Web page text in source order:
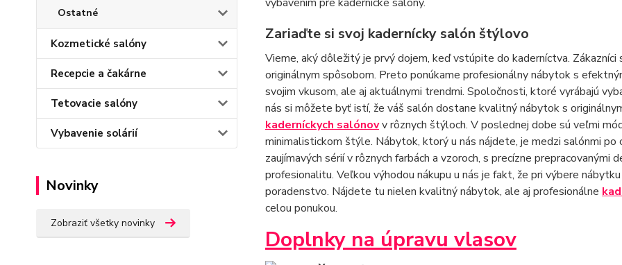
Ostatné
Kozmetické salóny
Recepcie a čakárne
Tetovacie salóny
Vybavenie solárií
Novinky
Zobraziť všetky novinky
Zariaďte si svoj kadernícky salón štýlovo
Vieme, aký dôležitý je prvý dojem, keď vstúpite do kaderníctva. Zákazníci
originálnym spôsobom. Preto ponúkame profesionálny nábytok s
svojim vkusom, ale aj aktuálnymi trendmi. Spoločnosti, ktoré vyrábajú
nás si môžete byť istí, že váš salón dostane kvalitný nábytok s
kaderníckych salónovv rôznych štýloch. V poslednej dobe sú veľmi
minimalistickom štýle. Nábytok, ktorý u nás nájdete, je medzi salónmi
zaujímavých sérií v rôznych farbách a vzoroch, s precízne
profesionalitu. Veľkou výhodou nákupu u nás je fakt, že pri výbere
poradenstvo. Nájdete tu nielen kvalitný nábytok, ale aj profesionálne
celou ponukou.
Doplnky na úpravu vlasov